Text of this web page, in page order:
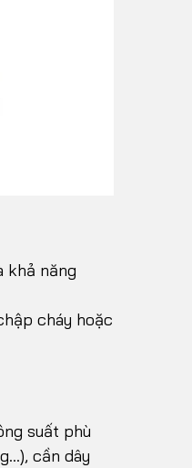
khả năng
cháy hoặc
suất phù
cần dây